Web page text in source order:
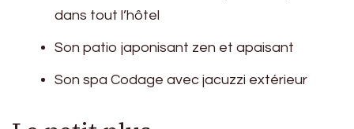
dans tout l’hôtel
Son patio japonisant zen et apaisant
Son spa Codage avec jacuzzi extérieur